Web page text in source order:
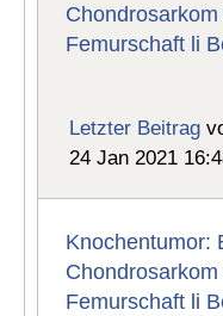
Femurschaft li
Letzter Beitrag
24 Jan 2021
Knochentumor:
Femurschaft li